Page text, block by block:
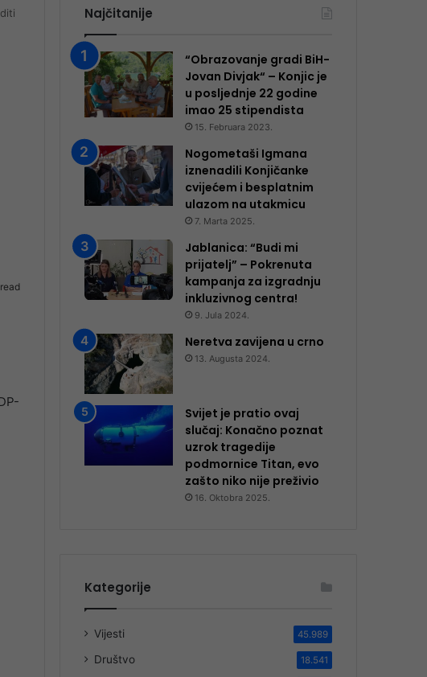
Najčitanije
“Obrazovanje gradi BiH-
Jovan Divjak“ – Konjic je
u posljednje 22 godine
imao 25 ​​stipendista
15. Februara 2023.
Nogometaši Igmana
iznenadili Konjičanke
cvijećem i besplatnim
ulazom na utakmicu
7. Marta 2025.
Jablanica: “Budi mi
prijatelj” – Pokrenuta
kampanja za izgradnju
inkluzivnog centra!
9. Jula 2024.
Neretva zavijena u crno
13. Augusta 2024.
Svijet je pratio ovaj
slučaj: Konačno poznat
uzrok tragedije
podmornice Titan, evo
zašto niko nije preživio
16. Oktobra 2025.
Kategorije
Vijesti 45.989
Društvo 18.541